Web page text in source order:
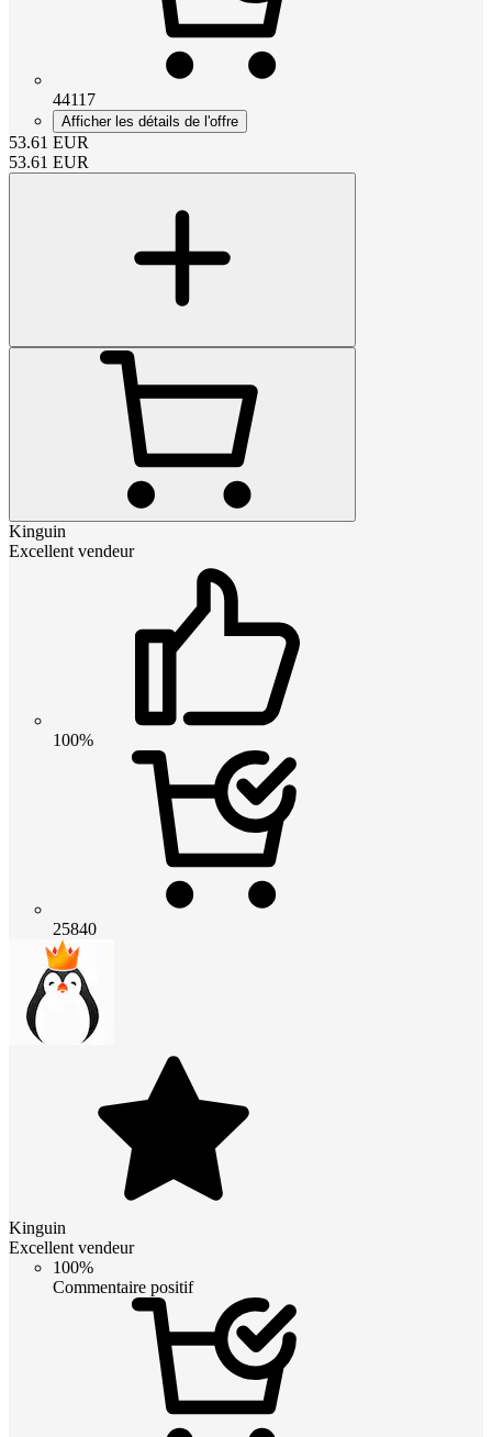
44117
Afficher les détails de l'offre
53.61 EUR
53.61 EUR
Kinguin
Excellent vendeur
100%
25840
Kinguin
Excellent vendeur
100%
Commentaire positif